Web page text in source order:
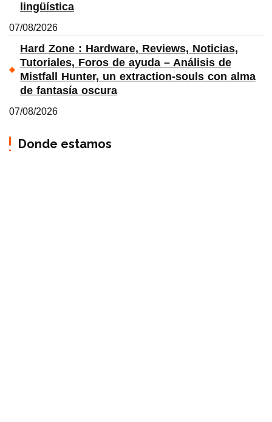
lingüística
07/08/2026
Hard Zone : Hardware, Reviews, Noticias,
Tutoriales, Foros de ayuda – Análisis de
Mistfall Hunter, un extraction-souls con alma
de fantasía oscura
07/08/2026
Donde estamos